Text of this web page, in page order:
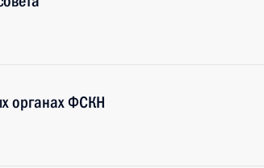
органах ФСКН